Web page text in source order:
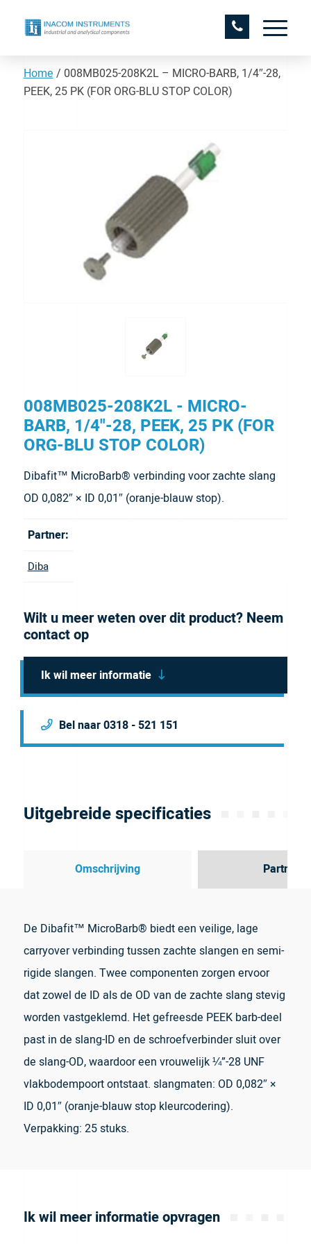
Home / 008MB025-208K2L – MICRO-BARB, 1/4″-28,
PEEK, 25 PK (FOR ORG-BLU STOP COLOR)
008MB025-208K2L - MICRO-
BARB, 1/4"-28, PEEK, 25 PK (FOR
ORG-BLU STOP COLOR)
Dibafit™ MicroBarb® verbinding voor zachte slang
OD 0,082″ × ID 0,01″ (oranje-blauw stop).
Partner:
Diba
Wilt u meer weten over dit product? Neem
contact op
Ik wil meer informatie
Bel naar 0318 - 521 151
Uitgebreide specificaties
Omschrijving Partner
De Dibafit™ MicroBarb® biedt een veilige, lage
carryover verbinding tussen zachte slangen en semi-
rigide slangen. Twee componenten zorgen ervoor
dat zowel de ID als de OD van de zachte slang stevig
worden vastgeklemd. Het gefreesde PEEK barb-deel
past in de slang-ID en de schroefverbinder sluit over
de slang-OD, waardoor een vrouwelijk ¼”-28 UNF
vlakbodempoort ontstaat. slangmaten: OD 0,082″ ×
ID 0,01″ (oranje-blauw stop kleurcodering).
Verpakking: 25 stuks.
Ik wil meer informatie opvragen